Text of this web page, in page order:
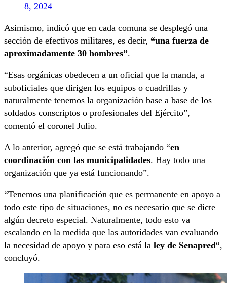
8, 2024
Asimismo, indicó que en cada comuna se desplegó una
sección de efectivos militares, es decir, “una fuerza de
aproximadamente 30 hombres”.
“Esas orgánicas obedecen a un oficial que la manda, a
suboficiales que dirigen los equipos o cuadrillas y
naturalmente tenemos la organización base a base de los
soldados conscriptos o profesionales del Ejército”,
comentó el coronel Julio.
A lo anterior, agregó que se está trabajando “en
coordinación con las municipalidades. Hay todo una
organización que ya está funcionando”.
“Tenemos una planificación que es permanente en apoyo a
todo este tipo de situaciones, no es necesario que se dicte
algún decreto especial. Naturalmente, todo esto va
escalando en la medida que las autoridades van evaluando
la necesidad de apoyo y para eso está la ley de Senapred“,
concluyó.